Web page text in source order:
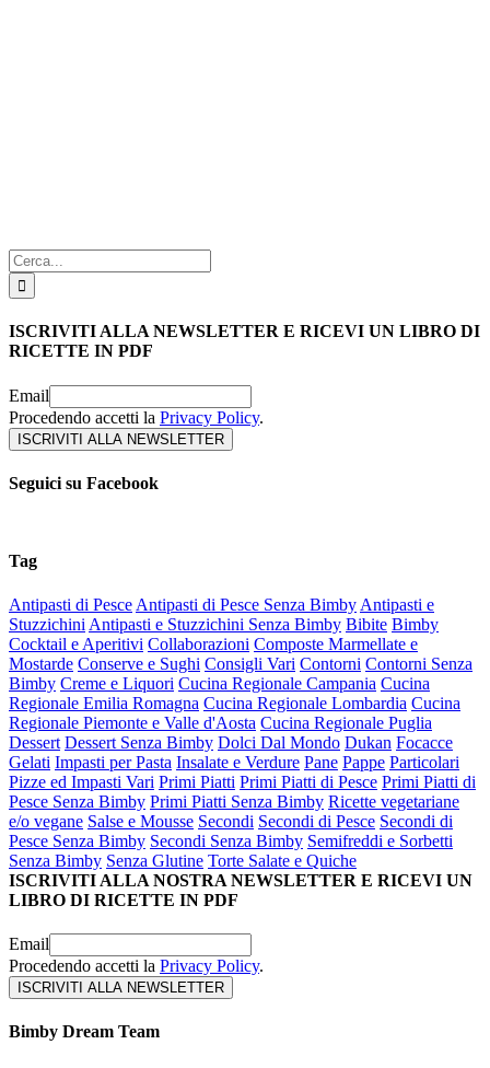
Cerca
per:
ISCRIVITI ALLA NEWSLETTER E RICEVI UN LIBRO DI
RICETTE IN PDF
Email
Procedendo accetti la Privacy Policy.
Seguici su Facebook
Tag
Antipasti di Pesce Antipasti di Pesce Senza Bimby Antipasti e
Stuzzichini Antipasti e Stuzzichini Senza Bimby Bibite Bimby
Cocktail e Aperitivi Collaborazioni Composte Marmellate e
Mostarde Conserve e Sughi Consigli Vari Contorni Contorni Senza
Bimby Creme e Liquori Cucina Regionale Campania Cucina
Regionale Emilia Romagna Cucina Regionale Lombardia Cucina
Regionale Piemonte e Valle d'Aosta Cucina Regionale Puglia
Dessert Dessert Senza Bimby Dolci Dal Mondo Dukan Focacce
Gelati Impasti per Pasta Insalate e Verdure Pane Pappe Particolari
Pizze ed Impasti Vari Primi Piatti Primi Piatti di Pesce Primi Piatti di
Pesce Senza Bimby Primi Piatti Senza Bimby Ricette vegetariane
e/o vegane Salse e Mousse Secondi Secondi di Pesce Secondi di
Pesce Senza Bimby Secondi Senza Bimby Semifreddi e Sorbetti
Senza Bimby Senza Glutine Torte Salate e Quiche
ISCRIVITI ALLA NOSTRA NEWSLETTER E RICEVI UN
LIBRO DI RICETTE IN PDF
Email
Procedendo accetti la Privacy Policy.
Bimby Dream Team